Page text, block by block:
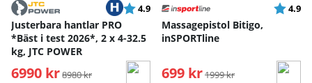
Betyg:
4.9 utav 5 stjärnor
Justerbara hantlar PRO
*Bäst i test 2026*, 2 x 4-32.5
kg, JTC POWER
6990 kr Ordinarie pris:
8980 kr
Betyg:
4.9
Massagepistol Bitigo,
inSPORTline
699 kr Ordinarie pris:
1999 kr